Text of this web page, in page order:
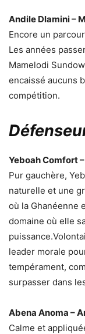
Andile Dlamini –
Encore un
Les années
Mamelodi
encaissé aucuns
compétition.
Yeboah Comfort
Pur gauchère,
naturelle et une
où la Ghanéenne
domaine où elle
leader morale
tempérament,
surpasser dans
Abena Anoma –
Calme et